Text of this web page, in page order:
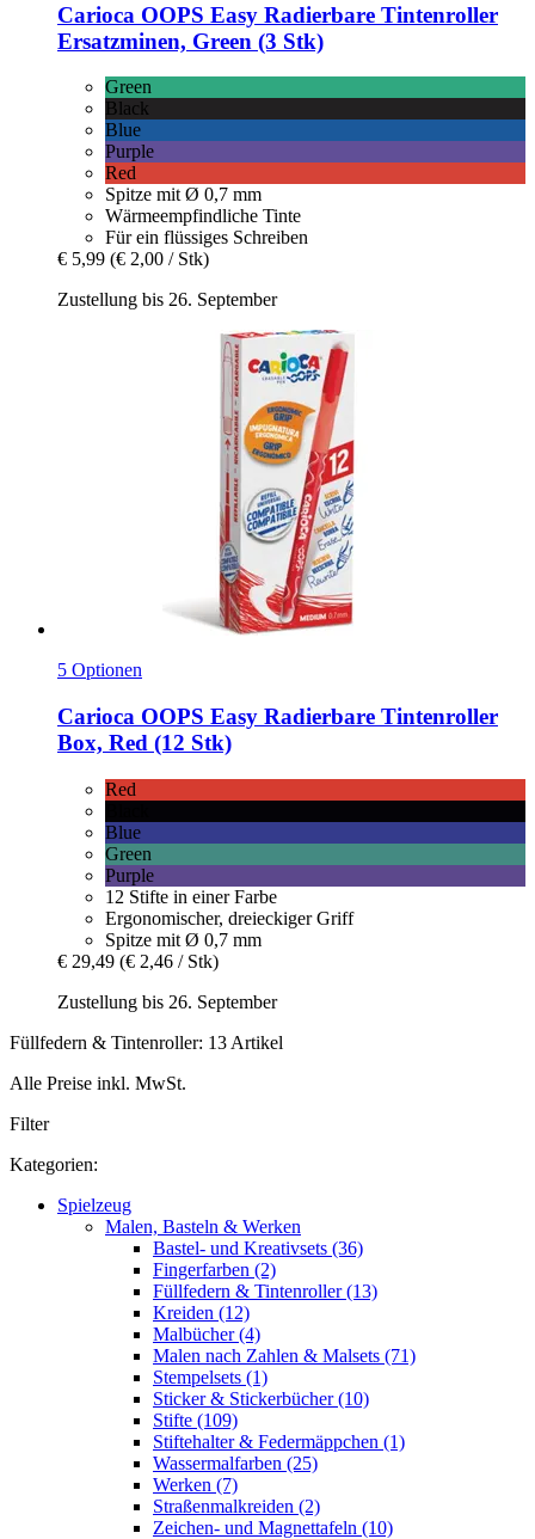
Carioca OOPS Easy Radierbare Tintenroller
Ersatzminen, Green (3 Stk)
Green
Black
Blue
Purple
Red
Spitze mit Ø 0,7 mm
Wärmeempfindliche Tinte
Für ein flüssiges Schreiben
€ 5,99 (€ 2,00 / Stk)
Zustellung bis 26. September
5 Optionen
Carioca OOPS Easy Radierbare Tintenroller
Box, Red (12 Stk)
Red
Blue
Green
Purple
12 Stifte in einer Farbe
Ergonomischer, dreieckiger Griff
Spitze mit Ø 0,7 mm
€ 29,49 (€ 2,46 / Stk)
Zustellung bis 26. September
Füllfedern & Tintenroller: 13 Artikel
Alle Preise inkl. MwSt.
Filter
Kategorien:
Spielzeug
Malen, Basteln & Werken
Bastel- und Kreativsets (36)
Fingerfarben (2)
Füllfedern & Tintenroller (13)
Kreiden (12)
Malbücher (4)
Malen nach Zahlen & Malsets (71)
Stempelsets (1)
Sticker & Stickerbücher (10)
Stifte (109)
Stiftehalter & Federmäppchen (1)
Wassermalfarben (25)
Werken (7)
Straßenmalkreiden (2)
Zeichen- und Magnettafeln (10)